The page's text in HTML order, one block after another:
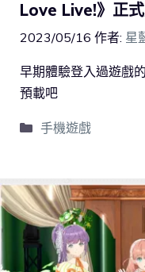
Love Live!》正
2023/05/16 作者: 星
早期體驗登入過遊戲
預載吧
手機遊戲